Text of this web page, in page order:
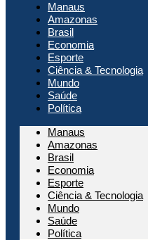
Manaus
Amazonas
Brasil
Economia
Esporte
Ciência & Tecnologia
Mundo
Saúde
Política
Manaus
Amazonas
Brasil
Economia
Esporte
Ciência & Tecnologia
Mundo
Saúde
Política